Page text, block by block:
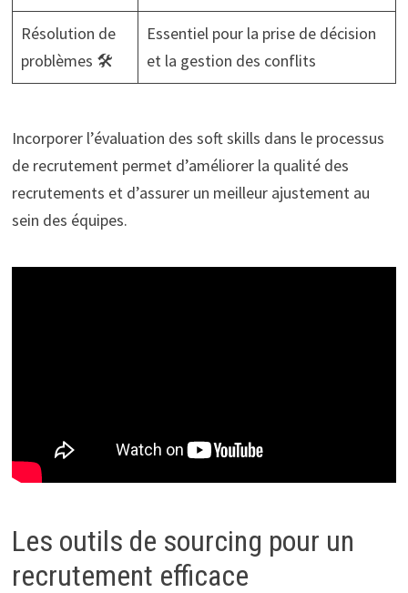
Résolution de
problèmes 🛠️
Essentiel pour la prise de décision
et la gestion des conflits
Incorporer l’évaluation des soft skills dans le processus
de recrutement permet d’améliorer la qualité des
recrutements et d’assurer un meilleur ajustement au
sein des équipes.
Les outils de sourcing pour un
recrutement efficace